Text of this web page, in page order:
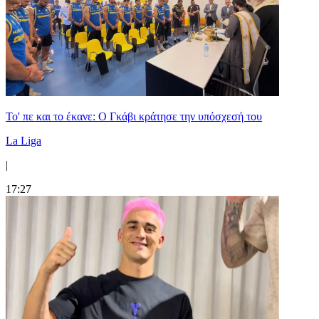
Το' πε και το έκανε: Ο Γκάβι κράτησε την υπόσχεσή του
La Liga
|
17:27